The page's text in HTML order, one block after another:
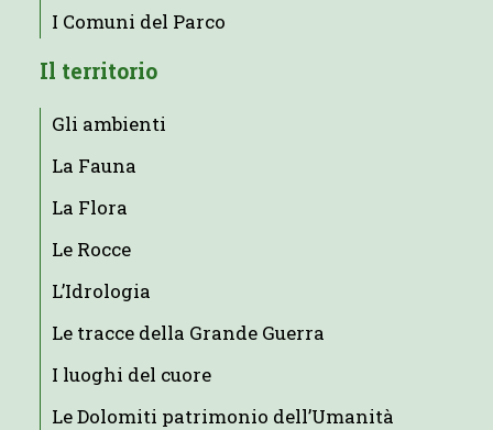
I Comuni del Parco
Il territorio
Gli ambienti
La Fauna
La Flora
Le Rocce
L’Idrologia
Le tracce della Grande Guerra
I luoghi del cuore
Le Dolomiti patrimonio dell’Umanità